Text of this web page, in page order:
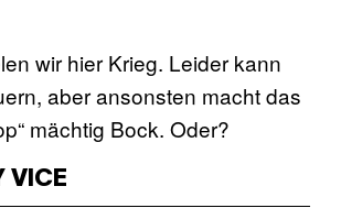
wir hier Krieg. Leider kann
aber ansonsten macht das
mächtig Bock. Oder?
VICE